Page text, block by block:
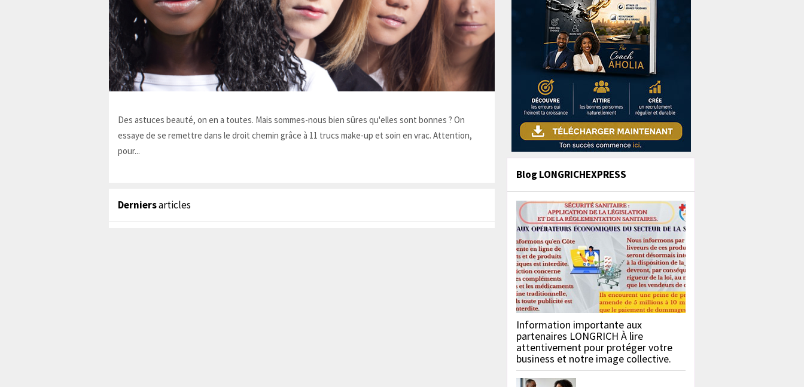
Des astuces beauté, on en a toutes. Mais sommes-nous bien sûres qu'elles sont bonnes ? On
essaye de se remettre dans le droit chemin grâce à 11 trucs make-up et soin en vrac. Attention,
pour...
Derniersarticles
Blog LONGRICHEXPRESS
Information importante aux
partenaires LONGRICH À lire
attentivement pour protéger votre
business et notre image collective.